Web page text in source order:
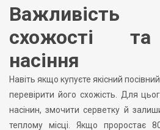
Важливість
схожості
насіння
Навіть якщо купуєте якісний
перевірити його схожість. Для
насінин, змочити серветку й
теплому місці. Якщо проростає